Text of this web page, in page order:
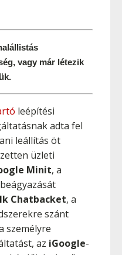
vagy már létezik
leépítési
adta fel
leállítás öt
üzleti
Minit, a
Chatbacket, a
szánt
személyre
az iGoogle-